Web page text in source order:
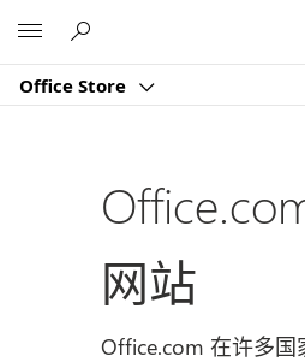
Office Store
网站
Office.com 在许多国